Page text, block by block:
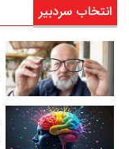
انتخاب سردبیر